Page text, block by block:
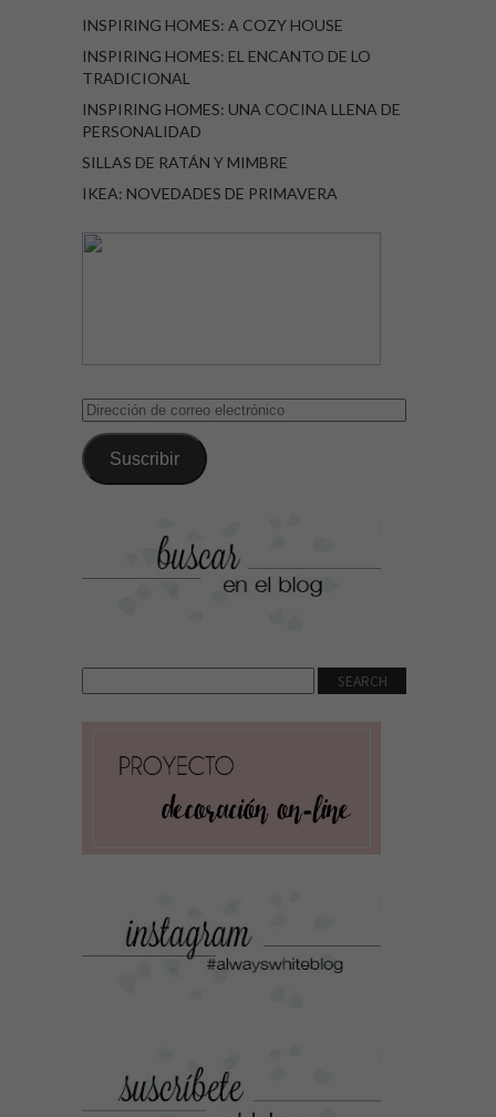
INSPIRING HOMES: A COZY HOUSE
INSPIRING HOMES: EL ENCANTO DE LO
TRADICIONAL
INSPIRING HOMES: UNA COCINA LLENA DE
PERSONALIDAD
SILLAS DE RATÁN Y MIMBRE
IKEA: NOVEDADES DE PRIMAVERA
Dirección
correo
electrónico
Suscribir